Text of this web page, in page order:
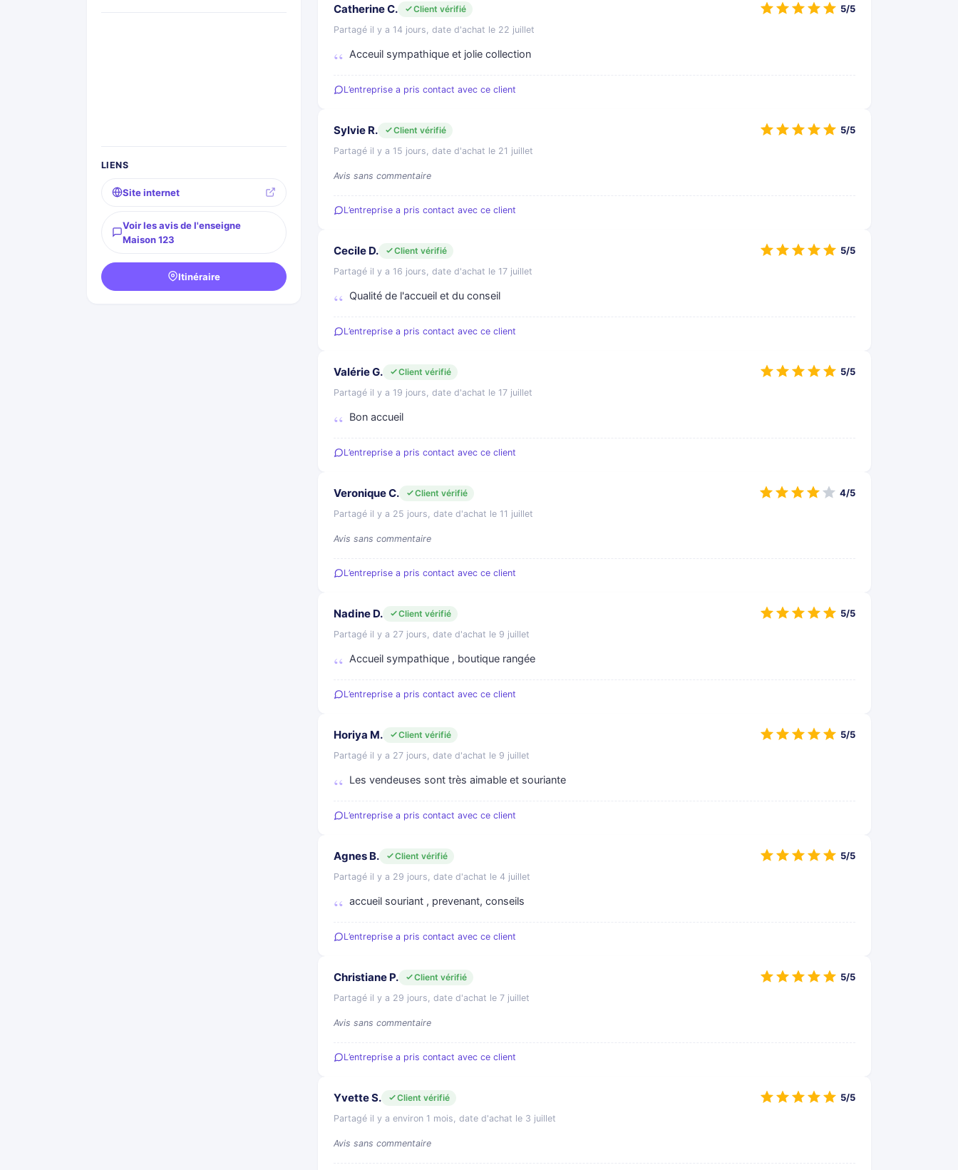
LIENS
Site internet
Voir les avis de l'enseigne
Maison 123
Itinéraire
Catherine C.
Client vérifié
Partagé il y a 14 jours, date d'achat le 22 juillet
Acceuil sympathique et jolie collection
5/5
L’entreprise a pris contact avec ce client
Sylvie R.
Client vérifié
Partagé il y a 15 jours, date d'achat le 21 juillet
Avis sans commentaire
5/5
L’entreprise a pris contact avec ce client
Cecile D.
Client vérifié
Partagé il y a 16 jours, date d'achat le 17 juillet
Qualité de l'accueil et du conseil
5/5
L’entreprise a pris contact avec ce client
Valérie G.
Client vérifié
Partagé il y a 19 jours, date d'achat le 17 juillet
Bon accueil
5/5
L’entreprise a pris contact avec ce client
Veronique C.
Client vérifié
Partagé il y a 25 jours, date d'achat le 11 juillet
Avis sans commentaire
4/5
L’entreprise a pris contact avec ce client
Nadine D.
Client vérifié
Partagé il y a 27 jours, date d'achat le 9 juillet
Accueil sympathique , boutique rangée
5/5
L’entreprise a pris contact avec ce client
Horiya M.
Client vérifié
Partagé il y a 27 jours, date d'achat le 9 juillet
Les vendeuses sont très aimable et souriante
5/5
L’entreprise a pris contact avec ce client
Agnes B.
Client vérifié
Partagé il y a 29 jours, date d'achat le 4 juillet
accueil souriant , prevenant, conseils
5/5
L’entreprise a pris contact avec ce client
Christiane P.
Client vérifié
Partagé il y a 29 jours, date d'achat le 7 juillet
Avis sans commentaire
5/5
L’entreprise a pris contact avec ce client
Yvette S.
Client vérifié
Partagé il y a environ 1 mois, date d'achat le 3 juillet
Avis sans commentaire
5/5